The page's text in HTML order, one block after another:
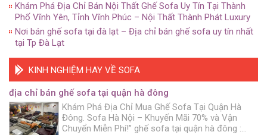
Khám Phá Địa Chỉ Bán Nội Thất Ghế Sofa Uy Tín Tại Thành
Phố Vĩnh Yên, Tỉnh Vĩnh Phúc – Nội Thất Thành Phát Luxury
Nơi bán ghế sofa tại đà lạt – Địa chỉ bán ghế sofa uy tín nhất
tại Tp Đà Lạt
KINH NGHIỆM HAY VỀ SOFA
địa chỉ bán ghế sofa tại quận hà đông
Khám Phá Địa Chỉ Mua Ghế Sofa Tại Quận Hà
Đông. Sofa Hà Nội – Khuyến Mãi 70% và Vận
Chuyển Miễn Phí!” ghế sofa tại quận hà đông :